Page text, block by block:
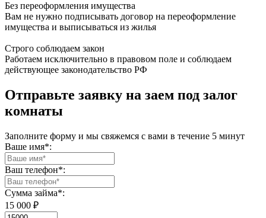
Без переоформления имущества
Вам не нужно подписывать договор на переоформление
имущества и выписываться из жилья
Строго соблюдаем закон
Работаем исключительно в правовом поле и соблюдаем
действующее законодательство РФ
Отправьте заявку на заем под залог
комнаты
Заполните форму и мы свяжемся с вами в течение 5 минут
Ваше имя*:
Ваш телефон*:
Сумма займа*:
15 000 ₽